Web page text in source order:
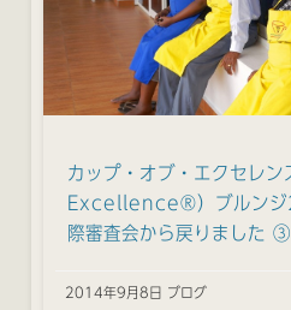
カップ・オブ・エクセレ
Excellence®）ブルンジ
際審査会から戻りました ③
2014年9月8日 ブログ